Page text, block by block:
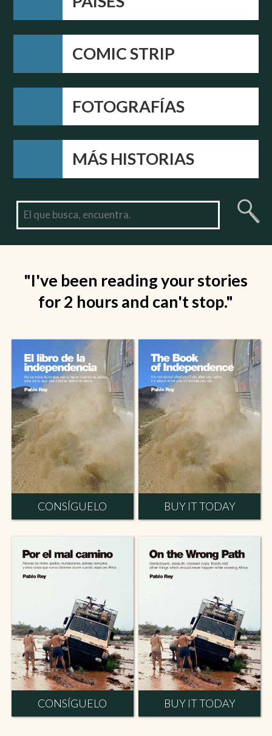
COMIC STRIP
FOTOGRAFÍAS
MÁS HISTORIAS
"I've been reading your stories
for 2 hours and can't stop."
CONSÍGUELO BUY IT TODAY
CONSÍGUELO BUY IT TODAY